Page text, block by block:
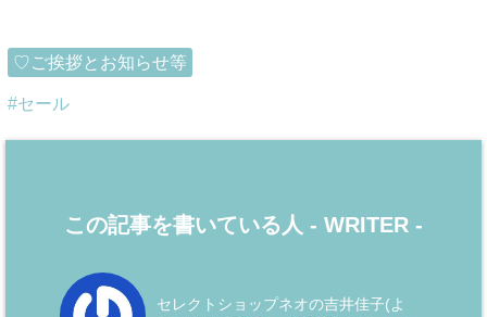
♡ご挨拶とお知らせ等
セール
この記事を書いている人 - WRITER -
セレクトショップネオの吉井佳子(よ